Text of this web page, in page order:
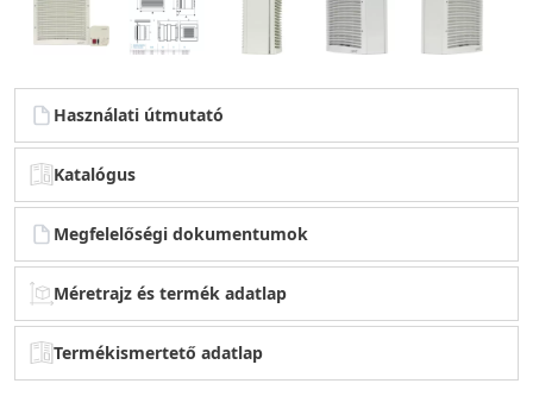
Használati útmutató
Katalógus
Megfelelőségi dokumentumok
Méretrajz és termék adatlap
Termékismertető adatlap